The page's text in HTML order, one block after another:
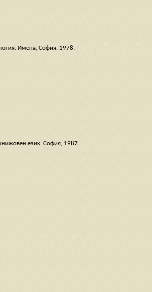
Имена, София, 1978.
език. София, 1987.